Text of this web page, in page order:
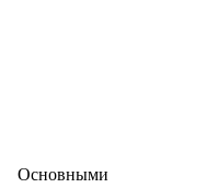
Основными